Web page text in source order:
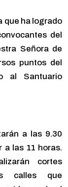
que ha logrado
del
Señora de
puntos del
al Santuario
a las 9.30
a las 11 horas.
cortes
calles que